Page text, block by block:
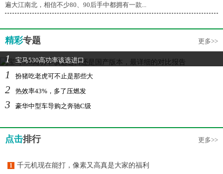
遍大江南北，相信不少80、90后手中都拥有一款...
精彩专题 更多>>
1 宝马530高功率该选进口
1 扮猪吃老虎可不止是那些大
2 热效率43%，多了压燃发
3 豪华中型车导购之奔驰C级
点击排行 更多>>
1 千元机现在能打，像素又高真是大家的福利